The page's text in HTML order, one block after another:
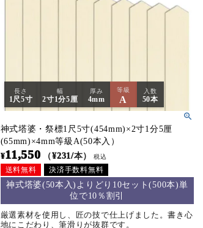
長さ
1尺5寸
幅
2寸1分5厘
厚み
4mm
等級
A
入数
50本
神式塔婆・祭標1尺5寸(454mm)×2寸1分5厘
(65mm)×4mm等級A(50本入）
¥11,550 （¥231/本） 税込
送料無料 決済手数料無料
神式塔婆(50本入)よりどり10セット(500本)単
位で10％割引
厳選素材を使用し、匠の技で仕上げました。書き心
地にこだわり、筆滑りが抜群です。